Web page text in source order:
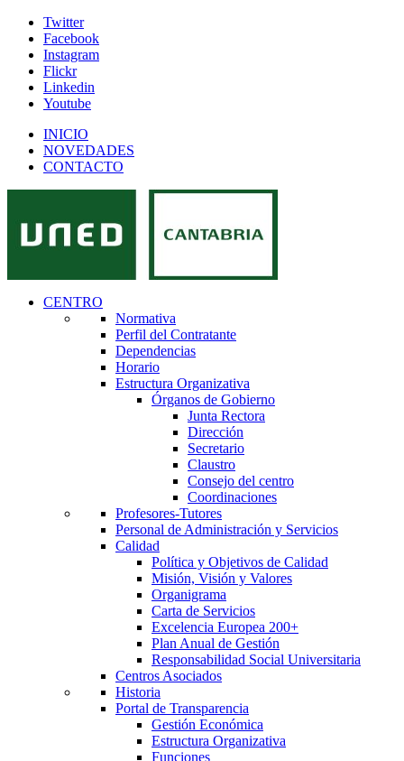
Twitter
Facebook
Instagram
Flickr
Linkedin
Youtube
INICIO
NOVEDADES
CONTACTO
CENTRO
Normativa
Perfil del Contratante
Dependencias
Horario
Estructura Organizativa
Órganos de Gobierno
Junta Rectora
Dirección
Secretario
Claustro
Consejo del centro
Coordinaciones
Profesores-Tutores
Personal de Administración y Servicios
Calidad
Política y Objetivos de Calidad
Misión, Visión y Valores
Organigrama
Carta de Servicios
Excelencia Europea 200+
Plan Anual de Gestión
Responsabilidad Social Universitaria
Centros Asociados
Historia
Portal de Transparencia
Gestión Económica
Estructura Organizativa
Funciones